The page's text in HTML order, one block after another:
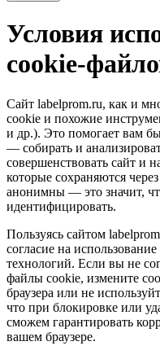
Условия
cookie-
Сайт labelprom.ru, как и
cookie и похожие
и др.). Это помогает вам
— собирать и
совершенствовать сайт и
которые сохраняются
анонимны — это значит,
идентифицировать.
Пользуясь сайтом
согласие на
технологий. Если вы не
файлы cookie, измените
браузера или не
что при блокировке или
сможем гарантировать
вашем браузере.